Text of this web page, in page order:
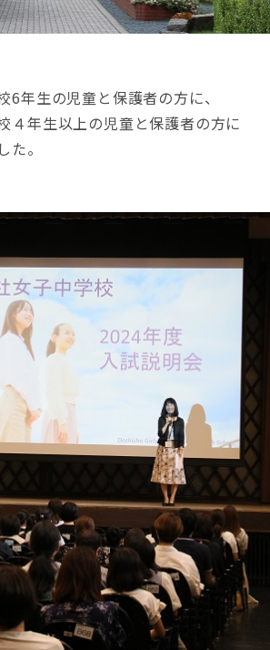
6年生の児童と保護者の方に、
４年生以上の児童と保護者の方に
た。